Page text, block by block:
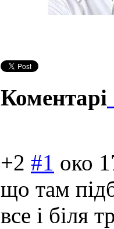
Коментарі
+2 #1 око
що там
все і біля